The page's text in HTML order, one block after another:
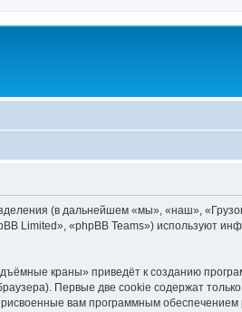
(в дальнейшем «мы», «наш»,
Limited», «phpBB Teams») используют
краны» приведёт к созданию
Первые две cookie содержат
вам программным